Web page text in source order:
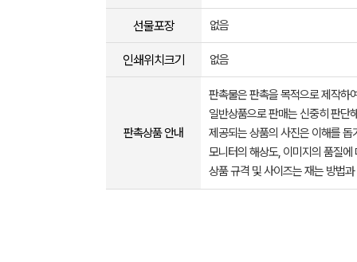
선물포장 없음
인쇄위치크기 없음
판촉상품 안내
판촉물은 판촉을 목적으로 제작하
일반상품으로 판매는 신중히 판단
제공되는 상품의 사진은 이해를
모니터의 해상도, 이미지의 품질
상품 규격 및 사이즈는 재는 방법